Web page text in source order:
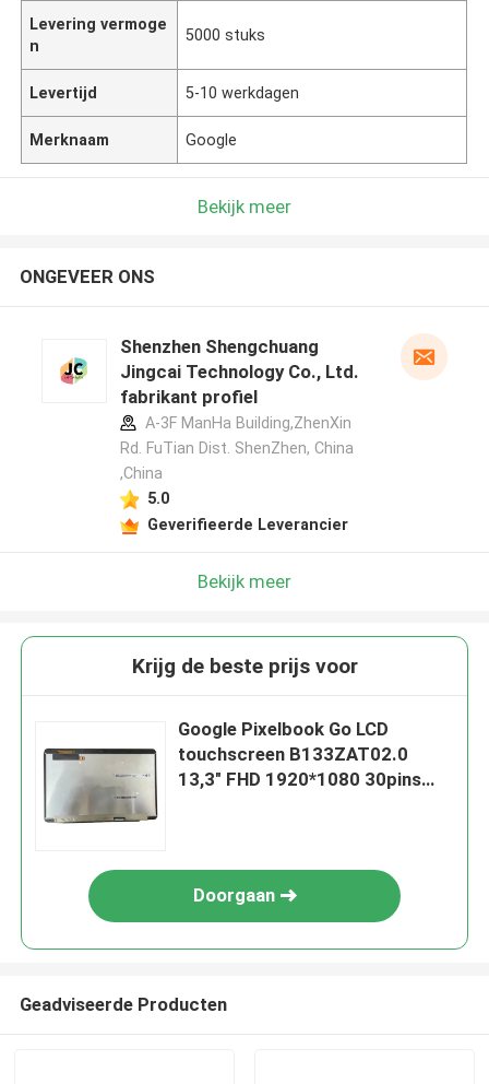
Levering vermoge
n
5000 stuks
Levertijd 5-10 werkdagen
Merknaam Google
Bekijk meer
ONGEVEER ONS
Shenzhen Shengchuang
Jingcai Technology Co., Ltd.
fabrikant profiel
A-3F ManHa Building,ZhenXin
Rd. FuTian Dist. ShenZhen, China
,China
5.0
Geverifieerde Leverancier
Bekijk meer
Krijg de beste prijs voor
Google Pixelbook Go LCD
touchscreen B133ZAT02.0
13,3" FHD 1920*1080 30pins
Doorgaan
Geadviseerde Producten